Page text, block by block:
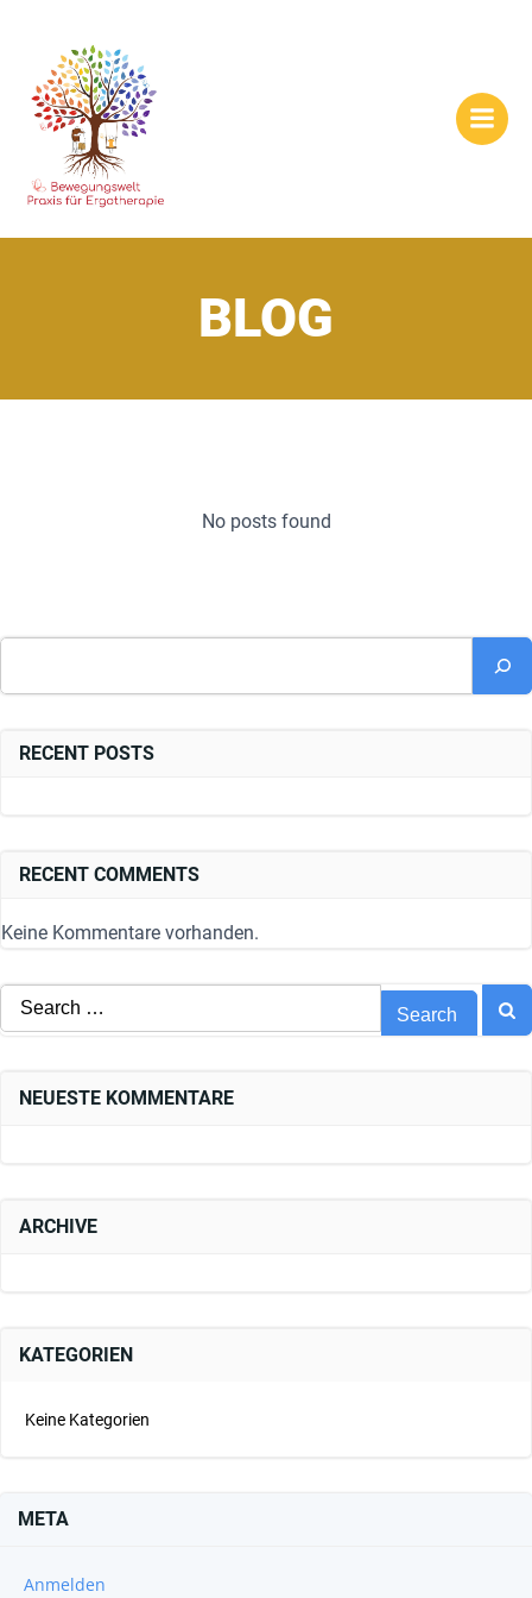
BLOG
No posts found
RECENT POSTS
RECENT COMMENTS
Keine Kommentare vorhanden.
Search
for:
NEUESTE KOMMENTARE
ARCHIVE
KATEGORIEN
Keine Kategorien
META
Anmelden